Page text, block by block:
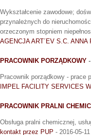
Wykształcenie zawodowe;
przynależnych do
orzeczonym stopniem
AGENCJA ART´EV S.C.
PRACOWNIK PORZĄDKOWY
Pracownik porządkowy - prace
IMPEL FACILITY SERVICES
PRACOWNIK PRALNI
Obsługa pralni chemicznej,
kontakt przez PUP - 2016-05-